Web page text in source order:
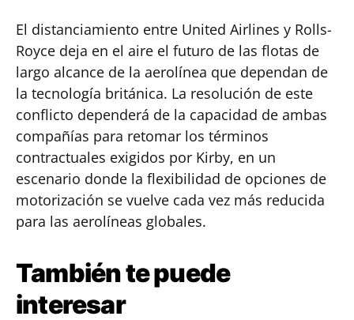
El distanciamiento entre United Airlines y Rolls-
Royce deja en el aire el futuro de las flotas de
largo alcance de la aerolínea que dependan de
la tecnología británica. La resolución de este
conflicto dependerá de la capacidad de ambas
compañías para retomar los términos
contractuales exigidos por Kirby, en un
escenario donde la flexibilidad de opciones de
motorización se vuelve cada vez más reducida
para las aerolíneas globales.
También te puede
interesar